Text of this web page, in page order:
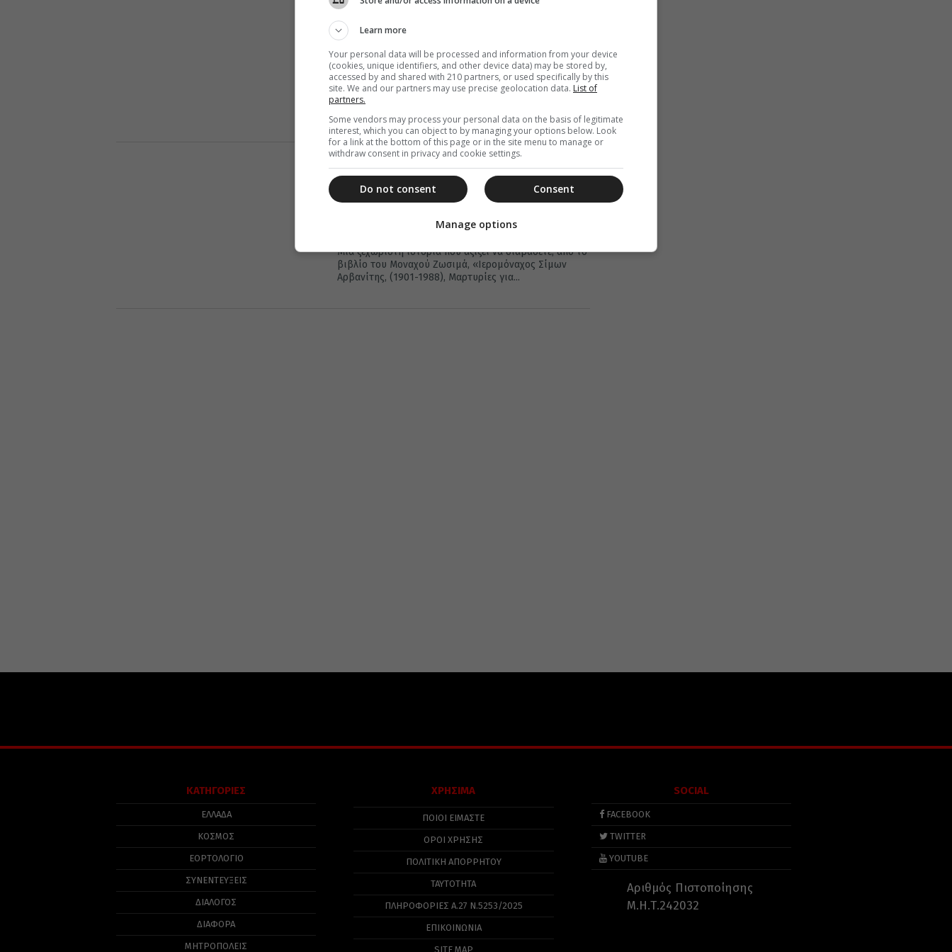
24 Φεβρουαρίου 2019
«Παιδί μου, δεν έχεις εξομολογηθεί
όλες τις αμαρτίες· γι αυτό δεν ανοίγει
η πόρτα»
Μια ξεχωριστή ιστορία που αξίζει να διαβάσετε, από το
βιβλίο του Μοναχού Ζωσιμά, «Ιερομόναχος Σίμων
«Παιδί μου, δεν έχεις εξομολογηθεί
Μια ξεχωριστή ιστορία που αξίζει να διαβάσετε, από το
βιβλίο του Μοναχού Ζωσιμά, «Ιερομόναχος Σίμων
Αρβανίτης, (1901-1988), Μαρτυρίες για...
ΚΑΤΗΓΟΡΙΕΣ
ΕΛΛΑΔΑ
ΚΟΣΜΟΣ
ΕΟΡΤΟΛΟΓΙΟ
ΣΥΝΕΝΤΕΥΞΕΙΣ
ΔΙΑΛΟΓΟΣ
ΔΙΑΦΟΡΑ
ΜΗΤΡΟΠΟΛΕΙΣ
ΧΡΗΣΙΜΑ
ΠΟΙΟΙ ΕΙΜΑΣΤΕ
ΟΡΟΙ ΧΡΗΣΗΣ
ΠΟΛΙΤΙΚΉ ΑΠΟΡΡΉΤΟΥ
ΤΑΥΤΟΤΗΤΑ
ΠΛΗΡΟΦΟΡΊΕΣ Α.27 Ν.5253/2025
ΕΠΙΚΟΙΝΩΝΙΑ
SITE MAP
SOCIAL
FACEBOOK
TWITTER
YOUTUBE
Αριθμός Πιστοποίησης
Μ.Η.Τ.242032
Learn more
Your personal data will be processed and information from your device
(cookies, unique identifiers, and other device data) may be stored by,
accessed by and shared with 210 partners, or used specifically by this
site. We and our partners may use precise geolocation data. List of
partners.
Some vendors may process your personal data on the basis of legitimate
interest, which you can object to by managing your options below. Look
for a link at the bottom of this page or in the site menu to manage or
withdraw consent in privacy and cookie settings.
Consent
Do not consent
Manage options